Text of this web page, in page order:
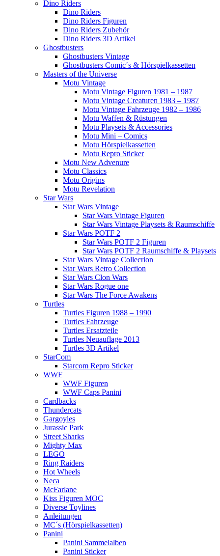
Dino Riders
Dino Riders
Dino Riders Figuren
Dino Riders Zubehör
Dino Riders 3D Artikel
Ghostbusters
Ghostbusters Vintage
Ghostbusters Comic´s & Hörspielkassetten
Masters of the Universe
Motu Vintage
Motu Vintage Figuren 1981 – 1987
Motu Vintage Creaturen 1983 – 1987
Motu Vintage Fahrzeuge 1982 – 1986
Motu Waffen & Rüstungen
Motu Playsets & Accessories
Motu Mini – Comics
Motu Hörspielkassetten
Motu Repro Sticker
Motu New Advenure
Motu Classics
Motu Origins
Motu Revelation
Star Wars
Star Wars Vintage
Star Wars Vintage Figuren
Star Wars Vintage Playsets & Raumschiffe
Star Wars POTF 2
Star Wars POTF 2 Figuren
Star Wars POTF 2 Raumschiffe & Playsets
Star Wars Vintage Collecrion
Star Wars Retro Collection
Star Wars Clon Wars
Star Wars Rogue one
Star Wars The Force Awakens
Turtles
Turtles Figuren 1988 – 1990
Turtles Fahrzeuge
Turtles Ersatzteile
Turtles Neuauflage 2013
Turtles 3D Artikel
StarCom
Starcom Repro Sticker
WWF
WWF Figuren
WWF Caps Panini
Cardbacks
Thundercats
Gargoyles
Jurassic Park
Street Sharks
Mighty Max
LEGO
Ring Raiders
Hot Wheels
Neca
McFarlane
Kiss Figuren MOC
Diverse Toylines
Anleitungen
MC´s (Hörspielkassetten)
Panini
Panini Sammelalben
Panini Sticker